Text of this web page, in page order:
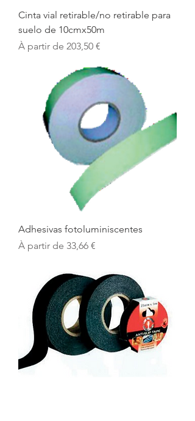
Cinta vial retirable/no retirable para
suelo de 10cmx50m
À partir de 203,50 €
Prix promotionnel
Adhesivas fotoluminiscentes
À partir de 33,66 €
Prix promotionnel